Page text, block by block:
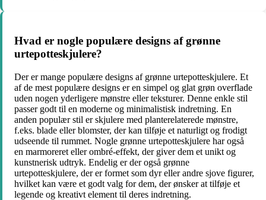
Hvad er nogle populære designs af grønne
urtepotteskjulere?
Der er mange populære designs af grønne urtepotteskjulere. Et
af de mest populære designs er en simpel og glat grøn overflade
uden nogen yderligere mønstre eller teksturer. Denne enkle stil
passer godt til en moderne og minimalistisk indretning. En
anden populær stil er skjulere med planterelaterede mønstre,
f.eks. blade eller blomster, der kan tilføje et naturligt og frodigt
udseende til rummet. Nogle grønne urtepotteskjulere har også
en marmoreret eller ombré-effekt, der giver dem et unikt og
kunstnerisk udtryk. Endelig er der også grønne
urtepotteskjulere, der er formet som dyr eller andre sjove figurer,
hvilket kan være et godt valg for dem, der ønsker at tilføje et
legende og kreativt element til deres indretning.